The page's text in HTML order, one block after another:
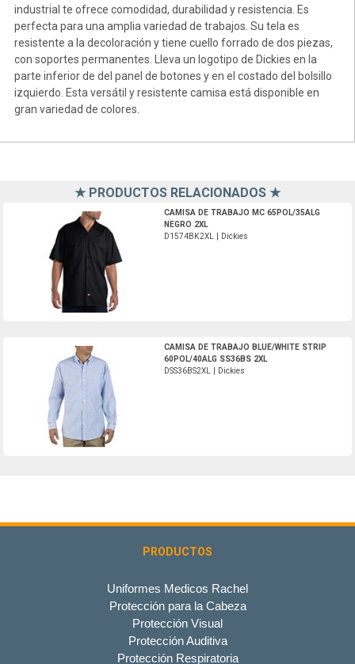
industrial te ofrece comodidad, durabilidad y resistencia. Es
perfecta para una amplia variedad de trabajos. Su tela es
resistente a la decoloración y tiene cuello forrado de dos piezas,
con soportes permanentes. Lleva un logotipo de Dickies en la
parte inferior de del panel de botones y en el costado del bolsillo
izquierdo. Esta versátil y resistente camisa está disponible en
gran variedad de colores.
★ PRODUCTOS RELACIONADOS ★
CAMISA DE TRABAJO MC 65POL/35ALG
NEGRO 2XL
D1574BK2XL | Dickies
CAMISA DE TRABAJO BLUE/WHITE STRIP
60POL/40ALG SS36BS 2XL
DSS36BS2XL | Dickies
PRODUCTOS
Uniformes Medicos Rachel
Protección para la Cabeza
Protección Visual
Protección Auditiva
Protección Respiratoria